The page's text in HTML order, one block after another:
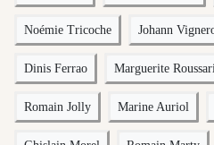
Noémie Tricoche Johann
Dinis Ferrao Marguerite
Romain Jolly Marine Auriol